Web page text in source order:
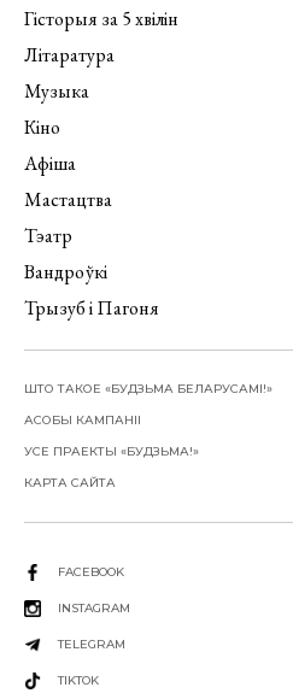
Гісторыя за 5 хвілін
Літаратура
Музыка
Кіно
Афіша
Мастацтва
Тэатр
Вандроўкі
Трызуб і Пагоня
ШТО ТАКОЕ «БУДЗЬМА БЕЛАРУСАМІ!»
АСОБЫ КАМПАНІІ
УСЕ ПРАЕКТЫ «БУДЗЬМА!»
КАРТА САЙТА
FACEBOOK
INSTAGRAM
TELEGRAM
TIKTOK